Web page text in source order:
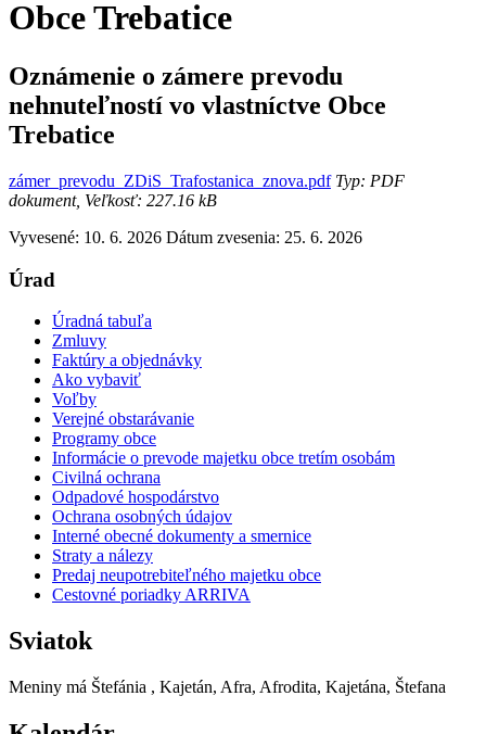
Obce Trebatice
Oznámenie o zámere prevodu
nehnuteľností vo vlastníctve Obce
Trebatice
zámer_prevodu_ZDiS_Trafostanica_znova.pdfTyp: PDF
dokument, Veľkosť: 227.16 kB
Vyvesené: 10. 6. 2026 Dátum zvesenia: 25. 6. 2026
Úrad
Úradná tabuľa
Zmluvy
Faktúry a objednávky
Ako vybaviť
Voľby
Verejné obstarávanie
Programy obce
Informácie o prevode majetku obce tretím osobám
Civilná ochrana
Odpadové hospodárstvo
Ochrana osobných údajov
Interné obecné dokumenty a smernice
Straty a nálezy
Predaj neupotrebiteľného majetku obce
Cestovné poriadky ARRIVA
Sviatok
Meniny má Štefánia , Kajetán, Afra, Afrodita, Kajetána, Štefana